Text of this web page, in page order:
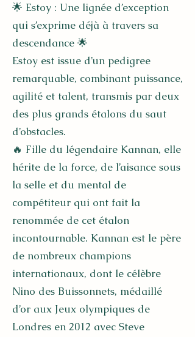
🌟 Estoy : Une lignée d’exception
qui s’exprime déjà à travers sa
descendance 🌟
Estoy est issue d’un pedigree
remarquable, combinant puissance,
agilité et talent, transmis par deux
des plus grands étalons du saut
d’obstacles.
🔥 Fille du légendaire Kannan, elle
hérite de la force, de l’aisance sous
la selle et du mental de
compétiteur qui ont fait la
renommée de cet étalon
incontournable. Kannan est le père
de nombreux champions
internationaux, dont le célèbre
Nino des Buissonnets, médaillé
d’or aux Jeux olympiques de
Londres en 2012 avec Steve